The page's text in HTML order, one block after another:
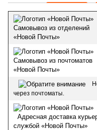
Самовывоз из отделений
«Новой Почты»
Самовывоз из почтоматов
«Новой Почты»
через почтоматы.
Адресная доставка
службой «Новой Почты»